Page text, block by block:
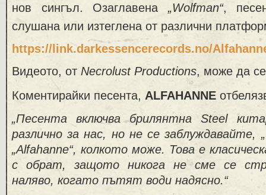
нов сингъл. Озаглавена „Wolfman“,
слушана или изтеглена от различни
https://link.darkessencerecords.no/
Видеото, от Necrolust Productions, може да
Коментирайки песента, ALFAHANNE
„Песента включва брилянтна Steel
различно за нас, но не се заблуждавайте,
„Alfahanne“, колкото може. Това е
с обрат, защото никога не сме се
наляво, когато пътят води надясно.“